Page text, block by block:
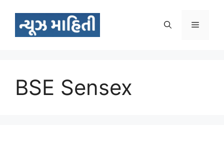
content
Menu
BSE Sensex